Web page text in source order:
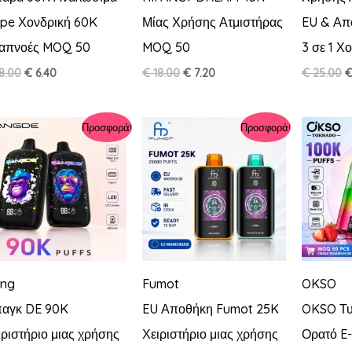
Χονδρική 60K
MOQ 50
Original
€6.40Η
€ 6.40.
Μίας Χρήσης Ατμιστήρας
MOQ 50
€18.00 Original
€ 7.20Η
€ 7.20.
EU &
3 σε 1
€25.00
€
€
Προσφορά!
DE 90K
μιας χρήσης
Προσφορά!
Fumot
EU Αποθήκη Fumot 25K
Χειριστήριο μιας χρήσης
OKSO
OKSO
Ορατό